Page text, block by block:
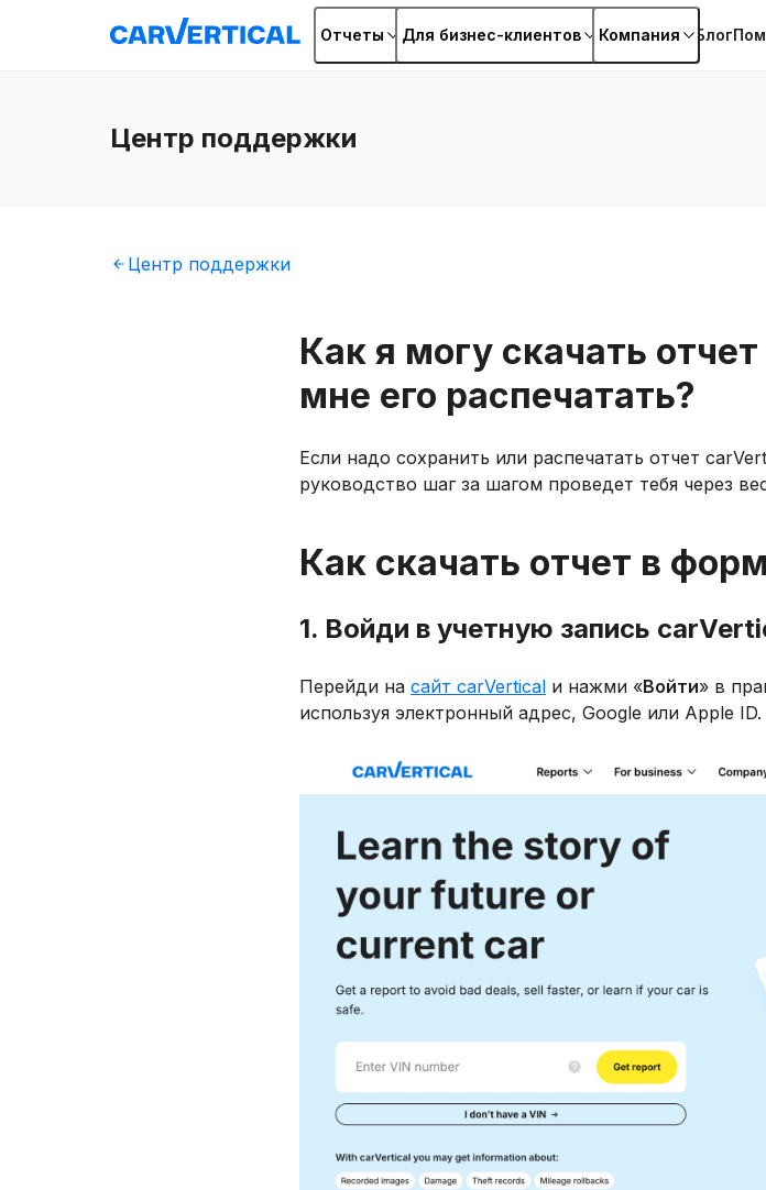
Отчеты Для бизнес-клиентов Компания Блог
Центр поддержки
Центр поддержки
Как я могу скачать
мне его распечатать?
Если надо сохранить или распечатать отчет
руководство шаг за шагом проведет тебя через
Как скачать отчет в
1. Войди в учетную запись
Перейди на сайт carVertical и нажми «Войти» в
используя электронный адрес, Google или Apple ID.